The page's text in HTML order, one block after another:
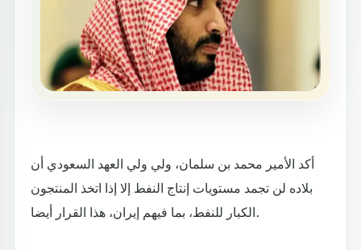
أكد الأمير محمد بن سلمان، ولي ولي العهد السعودي أن
بلاده لن تجمد مستويات إنتاج النفط إلا إذا اتخذ المنتجون
الكبار للنفط، بما فيهم إيران، هذا القرار أيضا.